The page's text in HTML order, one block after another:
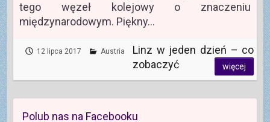
tego węzeł kolejowy o znaczeniu
międzynarodowym. Piękny…
12 lipca 2017 Austria
Linz w jeden dzień – co
zobaczyć
więcej
Polub nas na Facebooku